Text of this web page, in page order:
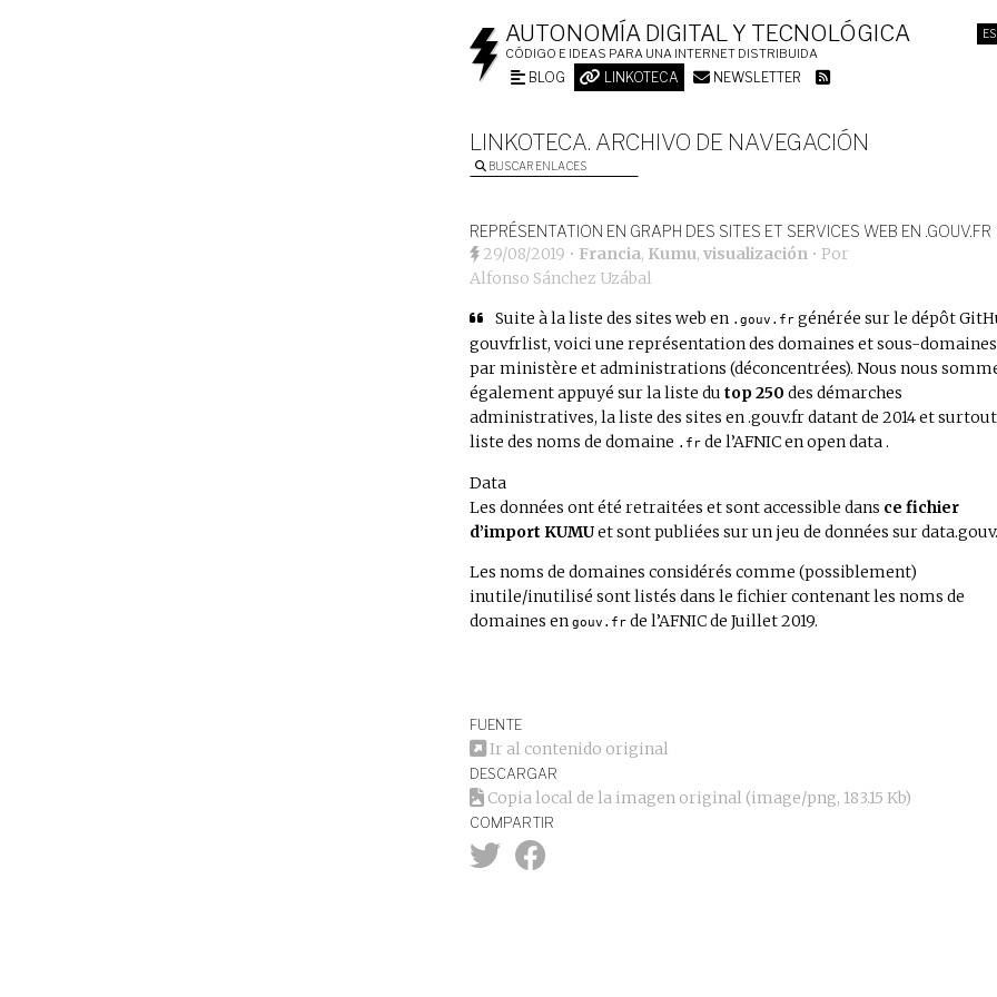
ES
AUTONOMÍA DIGITAL Y TECNOLÓGICA
CÓDIGO E IDEAS PARA UNA INTERNET DISTRIBUIDA
BLOG LINKOTECA NEWSLETTER
LINKOTECA. ARCHIVO DE NAVEGACIÓN
BUSCAR ENLACES
REPRÉSENTATION EN GRAPH DES SITES ET SERVICES WEB EN .GOUV.FR
29/08/2019 • Francia, Kumu, visualización • Por
Alfonso Sánchez Uzábal
Suite à la liste des sites web en .gouv.fr générée sur le dépôt
gouvfrlist, voici une représentation des domaines et sous-domaines
par ministère et administrations (déconcentrées). Nous nous
également appuyé sur la liste du top 250 des démarches
administratives, laliste des sites en .gouv.fr datant de 2014et
liste des noms de domaine .fr de l’AFNIC en open data.
Data
Les données ont été retraitées et sont accessible dans ce fichier
d’import KUMUet sont publiées sur un jeu de données sur
Les noms de domaines considérés comme (possiblement)
inutile/inutilisé sont listés dans le fichier contenant les noms de
domaines en gouv.fr de l’AFNIC de Juillet 2019.
FUENTE
Ir al contenido original
DESCARGAR
Copia local de la imagen original (image/png, 183.15 Kb)
COMPARTIR